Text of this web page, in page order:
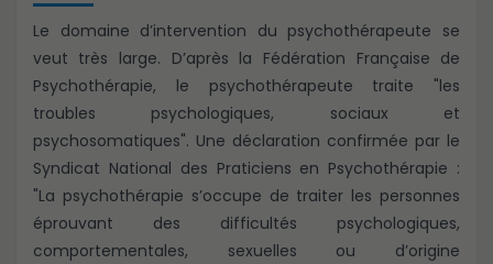
Le domaine d’intervention du psychothérapeute se
veut très large. D’après la Fédération Française de
Psychothérapie, le psychothérapeute traite "les
troubles psychologiques, sociaux et
psychosomatiques". Une déclaration confirmée par le
Syndicat National des Praticiens en Psychothérapie :
"La psychothérapie s’occupe de traiter les personnes
éprouvant des difficultés psychologiques,
comportementales, sexuelles ou d’origine